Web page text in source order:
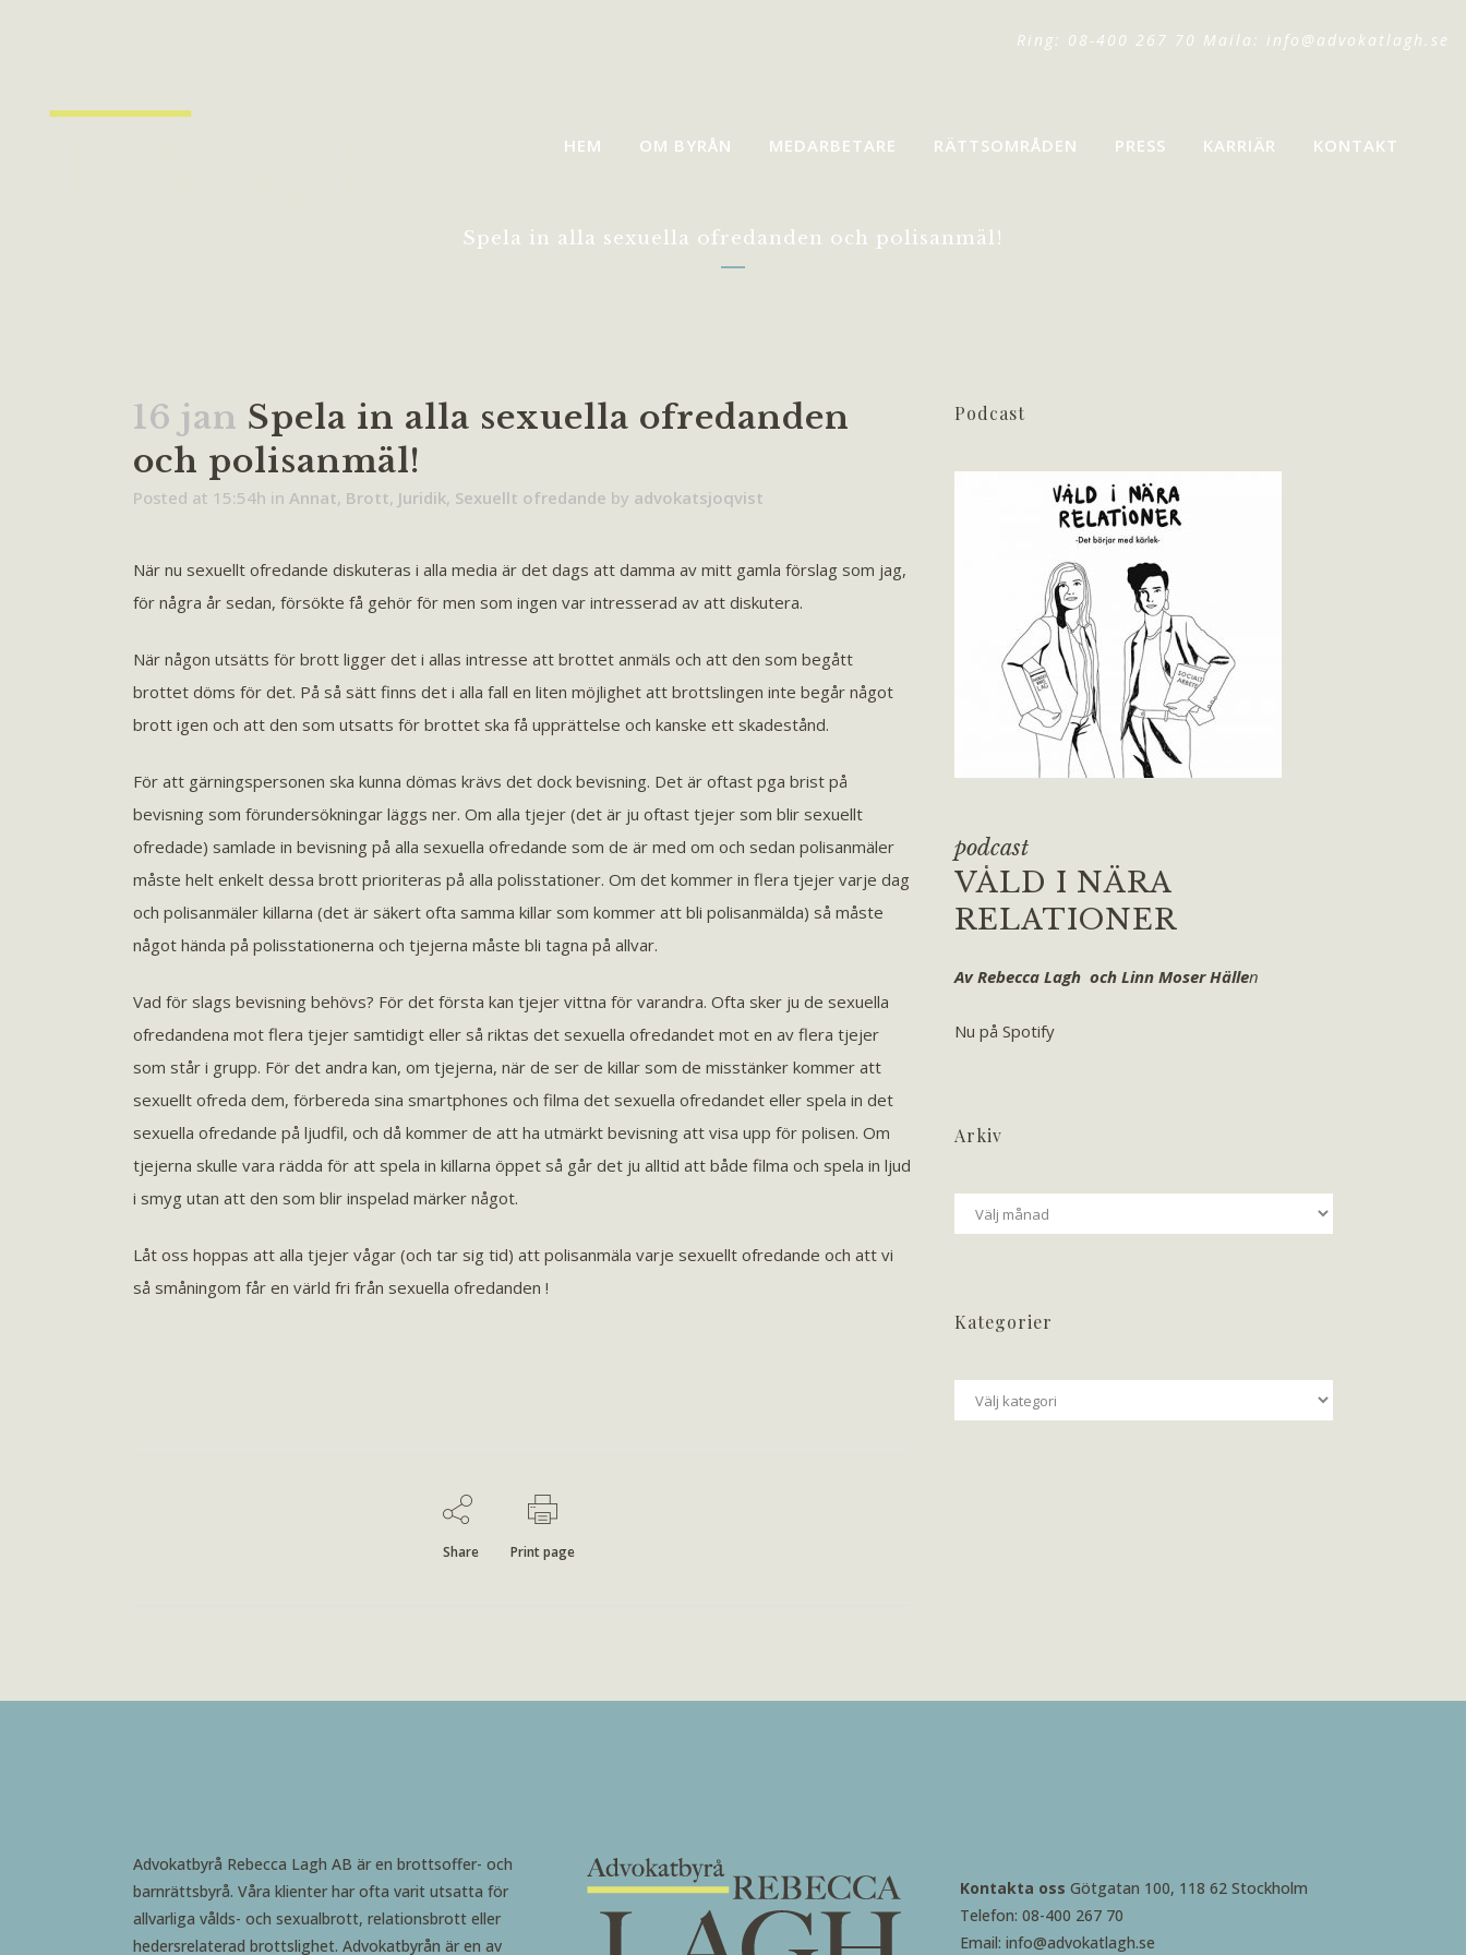
Ring: 08-400 267 70 Maila: info@advokatlagh.se
HEM OM BYRÅN MEDARBETARE RÄTTSOMRÅDEN PRESS KARRIÄR KONTAKT
Spela in alla sexuella ofredanden och polisanmäl!
16 jan Spela in alla sexuella ofredanden
och polisanmäl!
Posted at 15:54h in Annat, Brott, Juridik, Sexuellt ofredande by advokatsjoqvist
När nu sexuellt ofredande diskuteras i alla media är det dags att damma av mitt gamla förslag som jag,
för några år sedan, försökte få gehör för men som ingen var intresserad av att diskutera.
När någon utsätts för brott ligger det i allas intresse att brottet anmäls och att den som begått
brottet döms för det. På så sätt finns det i alla fall en liten möjlighet att brottslingen inte begår något
brott igen och att den som utsatts för brottet ska få upprättelse och kanske ett skadestånd.
För att gärningspersonen ska kunna dömas krävs det dock bevisning. Det är oftast pga brist på
bevisning som förundersökningar läggs ner. Om alla tjejer (det är ju oftast tjejer som blir sexuellt
ofredade) samlade in bevisning på alla sexuella ofredande som de är med om och sedan polisanmäler
måste helt enkelt dessa brott prioriteras på alla polisstationer. Om det kommer in flera tjejer varje dag
och polisanmäler killarna (det är säkert ofta samma killar som kommer att bli polisanmälda) så måste
något hända på polisstationerna och tjejerna måste bli tagna på allvar.
Vad för slags bevisning behövs? För det första kan tjejer vittna för varandra. Ofta sker ju de sexuella
ofredandena mot flera tjejer samtidigt eller så riktas det sexuella ofredandet mot en av flera tjejer
som står i grupp. För det andra kan, om tjejerna, när de ser de killar som de misstänker kommer att
sexuellt ofreda dem, förbereda sina smartphones och filma det sexuella ofredandet eller spela in det
sexuella ofredande på ljudfil, och då kommer de att ha utmärkt bevisning att visa upp för polisen. Om
tjejerna skulle vara rädda för att spela in killarna öppet så går det ju alltid att både filma och spela in ljud
i smyg utan att den som blir inspelad märker något.
Låt oss hoppas att alla tjejer vågar (och tar sig tid) att polisanmäla varje sexuellt ofredande och att vi
så småningom får en värld fri från sexuella ofredanden !
Share Print page
Podcast
podcast
VÅLD I NÄRA
RELATIONER
Av Rebecca Lagh och Linn Moser Hällen
Nu på Spotify
Arkiv
Arkiv
Kategorier
Kategorier
Advokatbyrå Rebecca Lagh AB är en brottsoffer- och
barnrättsbyrå. Våra klienter har ofta varit utsatta för
allvarliga vålds- och sexualbrott, relationsbrott eller
hedersrelaterad brottslighet. Advokatbyrån är en av
Kontakta oss Götgatan 100, 118 62 Stockholm
Telefon: 08-400 267 70
Email: info@advokatlagh.se